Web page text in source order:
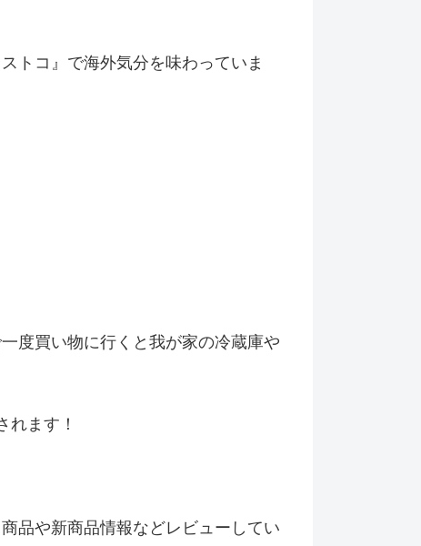
トコ』 で海外気分を味わっていま
度買い物に行くと我が家の冷蔵庫や
れます！
品や新商品情報などレビ ューしてい